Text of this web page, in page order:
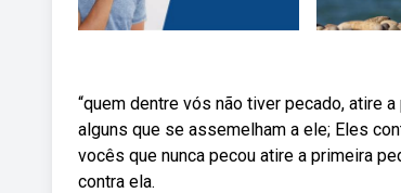
“quem dentre vós não tiver pecado, atire
alguns que se assemelham a ele; Eles
vocês que nunca pecou atire a primeira
contra ela.